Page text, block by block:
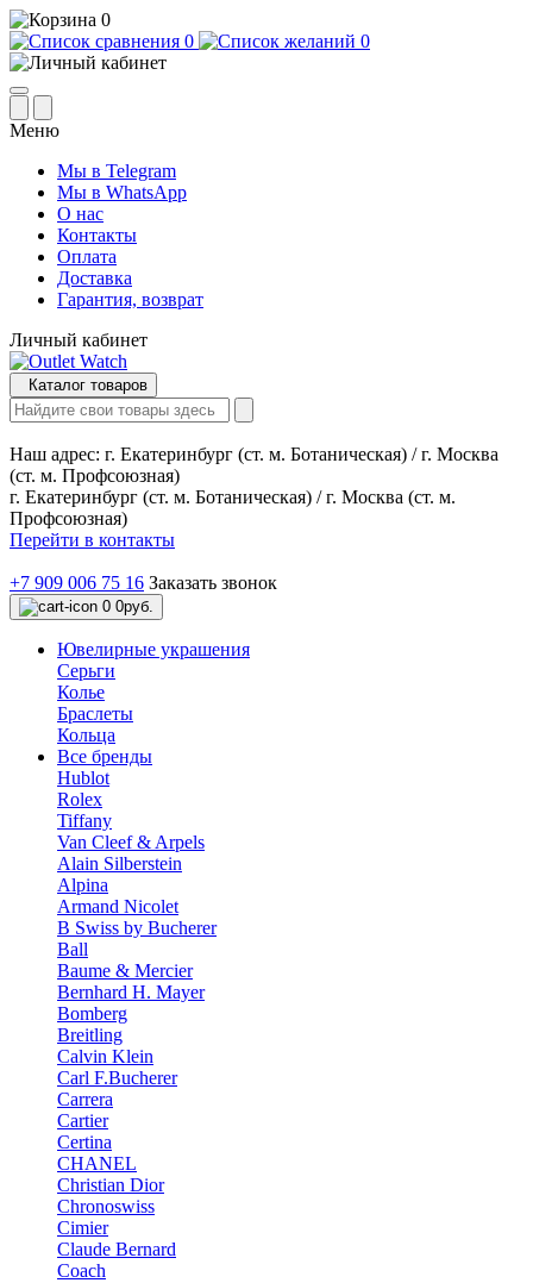
0
0
0
Меню
Мы в Telegram
Мы в WhatsApp
О нас
Контакты
Оплата
Доставка
Гарантия, возврат
Личный кабинет
Каталог товаров
Наш адрес: г. Екатеринбург (ст. м. Ботаническая) / г. Москва
(ст. м. Профсоюзная)
г. Екатеринбург (ст. м. Ботаническая) / г. Москва (ст. м.
Профсоюзная)
Перейти в контакты
+7 909 006 75 16 Заказать звонок
0 0руб.
Ювелирные украшения
Серьги
Колье
Браслеты
Кольца
Все бренды
Hublot
Rolex
Tiffany
Van Cleef & Arpels
Alain Silberstein
Alpina
Armand Nicolet
B Swiss by Bucherer
Ball
Baume & Mercier
Bernhard H. Mayer
Bomberg
Breitling
Calvin Klein
Carl F.Bucherer
Carrera
Cartier
Certina
CHANEL
Christian Dior
Chronoswiss
Cimier
Claude Bernard
Coach